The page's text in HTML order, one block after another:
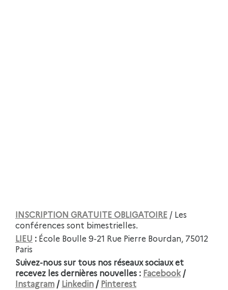
INSCRIPTION GRATUITE OBLIGATOIRE / Les
conférences sont bimestrielles.
LIEU : École Boulle 9-21 Rue Pierre Bourdan, 75012
Paris
Suivez-nous sur tous nos réseaux sociaux et
recevez les dernières nouvelles : Facebook/
Instagram / Linkedin / Pinterest